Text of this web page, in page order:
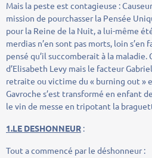
Mais la peste est contagieuse :
mission de pourchasser la Pensée
pour la Reine de la Nuit, a lui-même
merdias n’en sont pas morts, loin s’en
pensé qu’il succomberait à la
d’Elisabeth Levy mais le facteur
retraite ou victime du « burning out »
Gavroche s’est transformé en enfant
le vin de messe en tripotant la
1.LE DESHONNEUR :
Tout a commencé par le déshonneur :